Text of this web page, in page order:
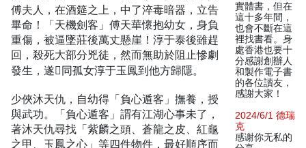
傅夫人，在酒筵之上，中了淬毒暗器，立告
畢命！「天機劍客」傅天華懷抱幼女，身負
重傷，被逼墜莊後萬丈懸崖！淳于泰後雖趕
回，殺死大部分兇徒，然而無助於阻止慘劇
發生，遂同孤女淳于玉鳳到他方歸隱。
少俠沐天仇，自幼得「負心遁客」撫養，授
與武功。「負心遁客」謂有江湖心事未了，
著沐天仇尋找「紫麟之頭、蒼龍之皮、紅龜
之甲、玉鳳之心」等四件物件，最好順序而
實體書，但在
這十多年間，
也會不斷在這
裡找書看。身
處香港也要十
分感謝創辦人
和製作電子書
的各位讀友，
感謝大家！
2024/6/1 德瑞
克
感谢你无私的